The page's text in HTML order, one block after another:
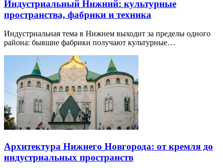
Индустриальный Нижний: культурные
пространства, фабрики и техника
Индустриальная тема в Нижнем выходит за пределы одного
района: бывшие фабрики получают культурные…
Архитектура Нижнего Новгорода: от кремля до
индустриальных пространств